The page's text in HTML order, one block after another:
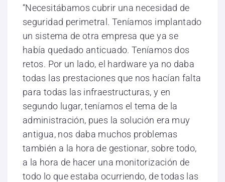
“Necesitábamos cubrir una necesidad de
seguridad perimetral. Teníamos implantado
un sistema de otra empresa que ya se
había quedado anticuado. Teníamos dos
retos. Por un lado, el hardware ya no daba
todas las prestaciones que nos hacían falta
para todas las infraestructuras, y en
segundo lugar, teníamos el tema de la
administración, pues la solución era muy
antigua, nos daba muchos problemas
también a la hora de gestionar, sobre todo,
a la hora de hacer una monitorización de
todo lo que estaba ocurriendo, de todas las